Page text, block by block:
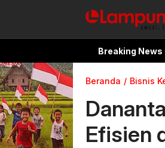
Breaking News
Beranda Bisnis
Efisien